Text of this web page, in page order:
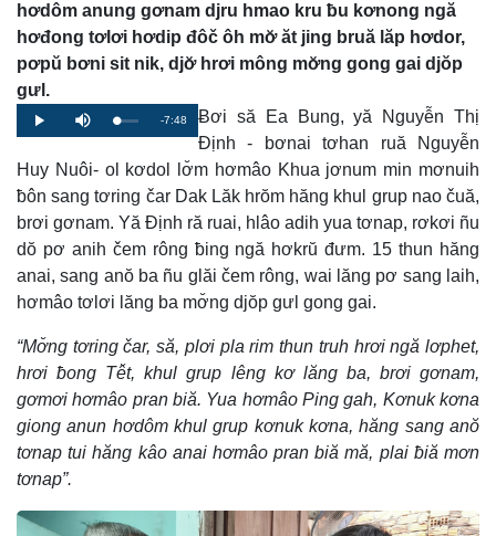
hơdôm anung gơnam djru hmao kru ƀu kơnong ngă
hơđong tơlơi hơdip đôč ôh mơ̆ ăt jing bruă lăp hơdor,
pơpŭ bơni sit nik, djơ̆ hrơi mông mơ̆ng gong gai djŏp
gưl.
Play Mute Loaded
0%
Progress
0%
Remaining
-7:48
Ƀơi să Ea Bung, yă Nguyễn Thị
Định - bơnai tơhan ruă Nguyễn
Huy Nuôi- ol kơdol lơ̆m hơmâo Khua jơnum min mơnuih
ƀôn sang tơring čar Dak Lăk hrŏm hăng khul grup nao čuă,
brơi gơnam. Yă Định ră ruai, hlâo adih yua tơnap, rơkơi ñu
dŏ pơ anih čem rông ƀing ngă hơkrŭ đưm. 15 thun hăng
anai, sang anŏ ba ñu glăi čem rông, wai lăng pơ sang laih,
hơmâo tơlơi lăng ba mơ̆ng djŏp gưl gong gai.
“Mơ̆ng tơring čar, să, plơi pla rim thun truh hrơi ngă lơphet,
hrơi ƀong Tê̆t, khul grup lêng kơ lăng ba, brơi gơnam,
gơmơi hơmâo pran biă. Yua hơmâo Ping gah, Kơnuk kơna
giong anun hơdôm khul grup kơnuk kơna, hăng sang anŏ
tơnap tui hăng kâo anai hơmâo pran biă mă, plai ƀiă mơn
tơnap”.